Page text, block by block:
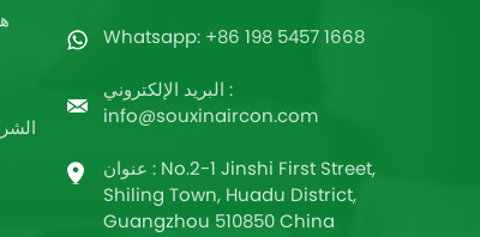
Whatsapp: +86 198 5457 1668
البريد الإلكتروني :
info@souxinaircon.com
عنوان : No.2-1 Jinshi First Street,
Shiling Town, Huadu District,
Guangzhou 510850 China